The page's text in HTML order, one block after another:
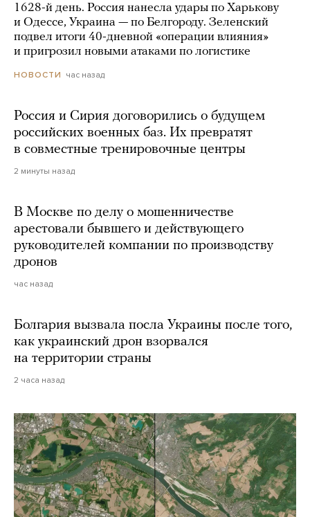
1628-й день. Россия нанесла удары по Харькову
и Одессе, Украина — по Белгороду. Зеленский
подвел итоги 40-дневной «операции влияния»
и пригрозил новыми атаками по логистике
НОВОСТИ час назад
Россия и Сирия договорились о будущем
российских военных баз. Их превратят
в совместные тренировочные центры
2 минуты назад
В Москве по делу о мошенничестве
арестовали бывшего и действующего
руководителей компании по производству
дронов
час назад
Болгария вызвала посла Украины после того,
как украинский дрон взорвался
на территории страны
2 часа назад